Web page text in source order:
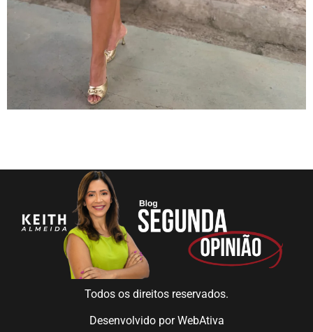
Todos os direitos reservados.
Desenvolvido porWebAtiva